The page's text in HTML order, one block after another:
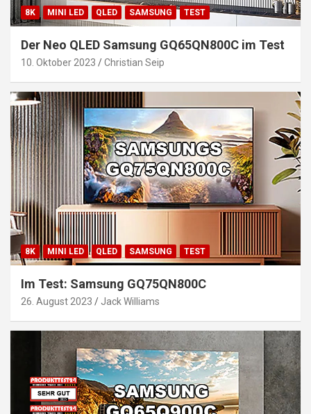
8K MINI LED QLED SAMSUNG TEST
Der Neo QLED Samsung GQ65QN800C im Test
10. Oktober 2023 Christian Seip
8K MINI LED QLED SAMSUNG TEST
Im Test: Samsung GQ75QN800C
26. August 2023 Jack Williams